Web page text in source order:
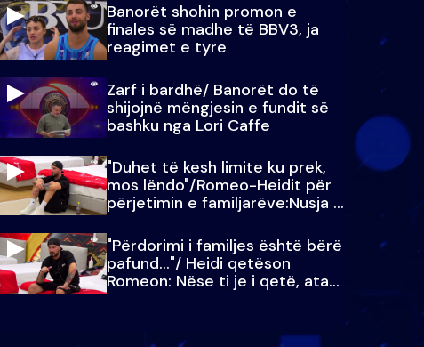
Banorët shohin promon e
finales së madhe të BBV3, ja
reagimet e tyre
Zarf i bardhë/ Banorët do të
shijojnë mëngjesin e fundit së
bashku nga Lori Caffe
"Duhet të kesh limite ku prek,
mos lëndo"/Romeo-Heidit për
përjetimin e familjarëve:Nusja e
Julit…
"Përdorimi i familjes është bërë
pafund…"/ Heidi qetëson
Romeon: Nëse ti je i qetë, ata
qetësohen